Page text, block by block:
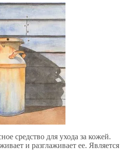
средство для ухода за кожей.
и разглаживает ее. Является